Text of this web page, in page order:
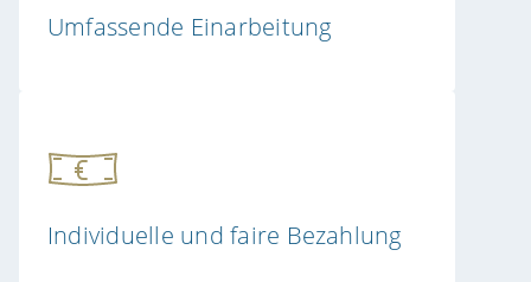
Umfassende Einarbeitung
Individuelle und faire Bezahlung